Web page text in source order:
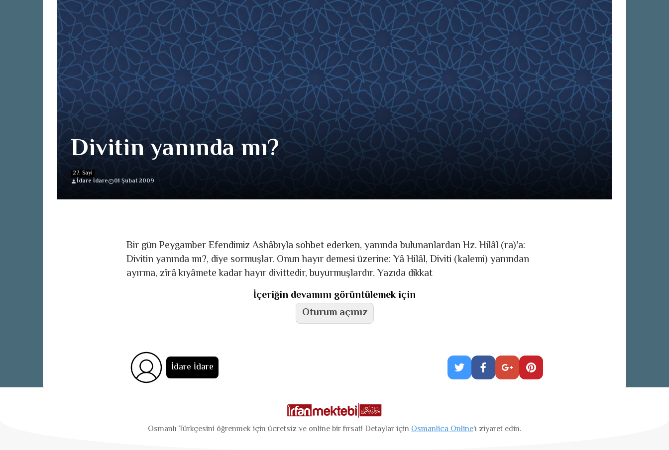
Divitin yanında mı?
27. Sayi
İdare İdare
01 Şubat 2009
Bir gün Peygamber Efendimiz Ashâbıyla sohbet ederken, yanında bulunanlardan Hz. Hilâl (ra)'a:
Divitin yanında mı?, diye sormuşlar. Onun hayır demesi üzerine: Yâ Hilâl, Diviti (kalemi) yanından
ayırma, zîrâ kıyâmete kadar hayır divittedir, buyurmuşlardır. Yazıda dikkat
İçeriğin devamını görüntülemek için
Oturum açınız
İdare İdare
Osmanlı Türkçesini öğrenmek için ücretsiz ve online bir fırsat! Detaylar için Osmanlica Online’ı ziyaret edin.